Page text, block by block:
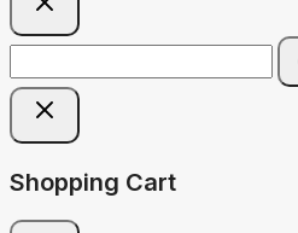
Shopping Cart